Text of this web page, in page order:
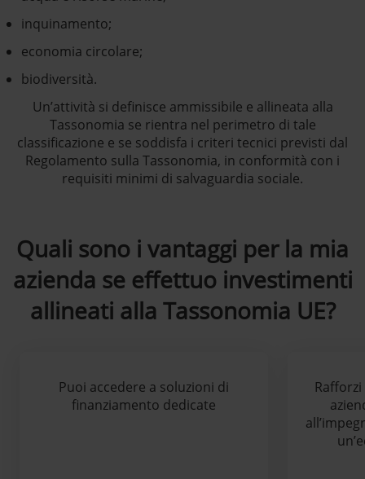
inquinamento;
economia circolare;
biodiversità.
Un’attività si definisce ammissibile e allineata alla
Tassonomia se rientra nel perimetro di tale
classificazione e se soddisfa i criteri tecnici previsti dal
Regolamento sulla Tassonomia, in conformità con i
requisiti minimi di salvaguardia sociale.
Quali sono i vantaggi per la mia
azienda se effettuo investimenti
allineati alla Tassonomia UE?
Puoi accedere a soluzioni di
finanziamento dedicate